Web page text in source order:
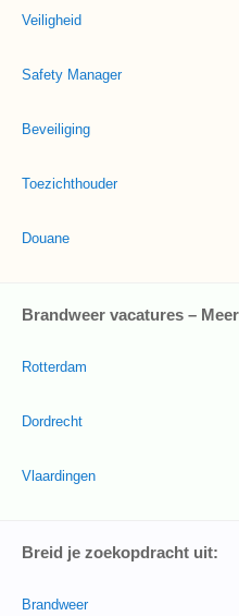
Veiligheid
Safety Manager
Beveiliging
Toezichthouder
Douane
Brandweer vacatures –
Rotterdam
Dordrecht
Vlaardingen
Breid je zoekopdracht uit:
Brandweer